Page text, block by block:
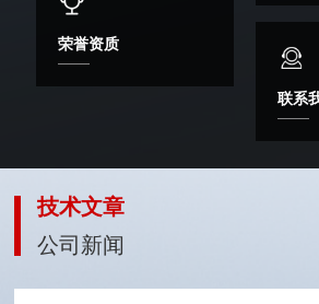
荣誉资质
联系
技术文章
公司新闻